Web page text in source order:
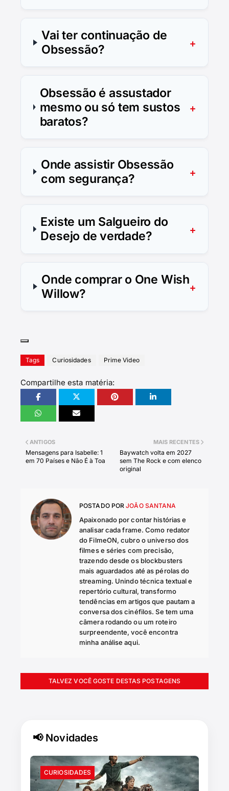
Vai ter continuação de
Obsessão?
Obsessão é assustador
mesmo ou só tem sustos
baratos?
Onde assistir Obsessão
com segurança?
Existe um Salgueiro do
Desejo de verdade?
Onde comprar o One Wish
Willow?
Tags Curiosidades Prime Video
Compartilhe esta matéria:
MAIS RECENTES
Baywatch volta em 2027
sem The Rock e com elenco
original
ANTIGOS
Mensagens para Isabelle: 1
em 70 Países e Não É à Toa
POSTADO POR JOÃO SANTANA
Apaixonado por contar histórias e
analisar cada frame. Como redator
do FilmeON, cubro o universo dos
filmes e séries com precisão,
trazendo desde os blockbusters
mais aguardados até as pérolas do
streaming. Unindo técnica textual e
repertório cultural, transformo
tendências em artigos que pautam a
conversa dos cinéfilos. Se tem uma
câmera rodando ou um roteiro
surpreendente, você encontra
minha análise aqui.
TALVEZ VOCÊ GOSTE DESTAS POSTAGENS
📢 Novidades
CURIOSIDADES